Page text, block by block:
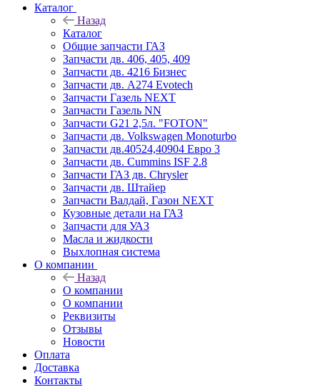
Каталог
Назад
Каталог
Общие запчасти ГАЗ
Запчасти дв. 406, 405, 409
Запчасти дв. 4216 Бизнес
Запчасти дв. A274 Evotech
Запчасти Газель NEXT
Запчасти Газель NN
Запчасти G21 2,5л. "FOTON"
Запчасти дв. Volkswagen Monoturbo
Запчасти дв.40524,40904 Евро 3
Запчасти дв. Cummins ISF 2.8
Запчасти ГАЗ дв. Chrysler
Запчасти дв. Штайер
Запчасти Валдай, Газон NEXT
Кузовные детали на ГАЗ
Запчасти для УАЗ
Масла и жидкости
Выхлопная система
О компании
Назад
О компании
О компании
Реквизиты
Отзывы
Новости
Оплата
Доставка
Контакты